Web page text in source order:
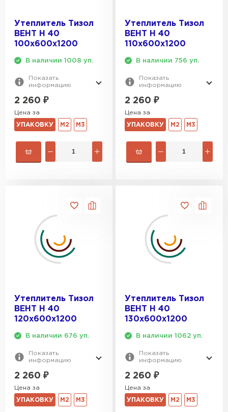
Утеплитель Тизол
ВЕНТ Н 40
100х600х1200
В наличии 1008 уп.
Показать
информацию
2 260 ₽
Цена за
УПАКОВКУ М2 М3
Утеплитель Тизол
ВЕНТ Н 40
110х600х1200
В наличии 756 уп.
Показать
информацию
2 260 ₽
Цена за
УПАКОВКУ М2 М3
Утеплитель Тизол
ВЕНТ Н 40
120х600х1200
В наличии 676 уп.
Показать
информацию
2 260 ₽
Цена за
УПАКОВКУ М2 М3
Утеплитель Тизол
ВЕНТ Н 40
130х600х1200
В наличии 1062 уп.
Показать
информацию
2 260 ₽
Цена за
УПАКОВКУ М2 М3